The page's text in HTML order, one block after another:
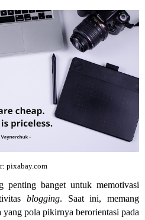
pixabay.com
penting banget untuk memotivasi
blogging. Saat ini, memang
yang pola pikirnya berorientasi pada